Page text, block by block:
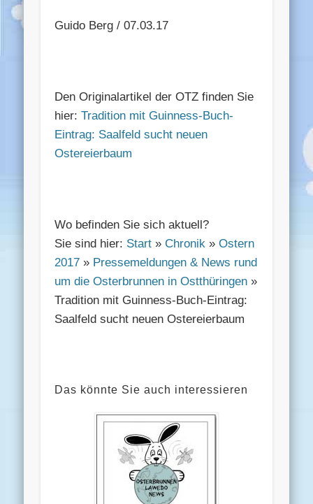
Guido Berg / 07.03.17
Den Originalartikel der OTZ finden Sie
hier:Tradition mit Guinness-Buch-
Eintrag: Saalfeld sucht neuen
Ostereierbaum
Wo befinden Sie sich aktuell?
Sie sind hier: Start »Chronik »Ostern
2017 » Pressemeldungen & News rund
um die Osterbrunnen in Ostthüringen »
Tradition mit Guinness-Buch-Eintrag:
Saalfeld sucht neuen Ostereierbaum
Das könnte Sie auch interessieren